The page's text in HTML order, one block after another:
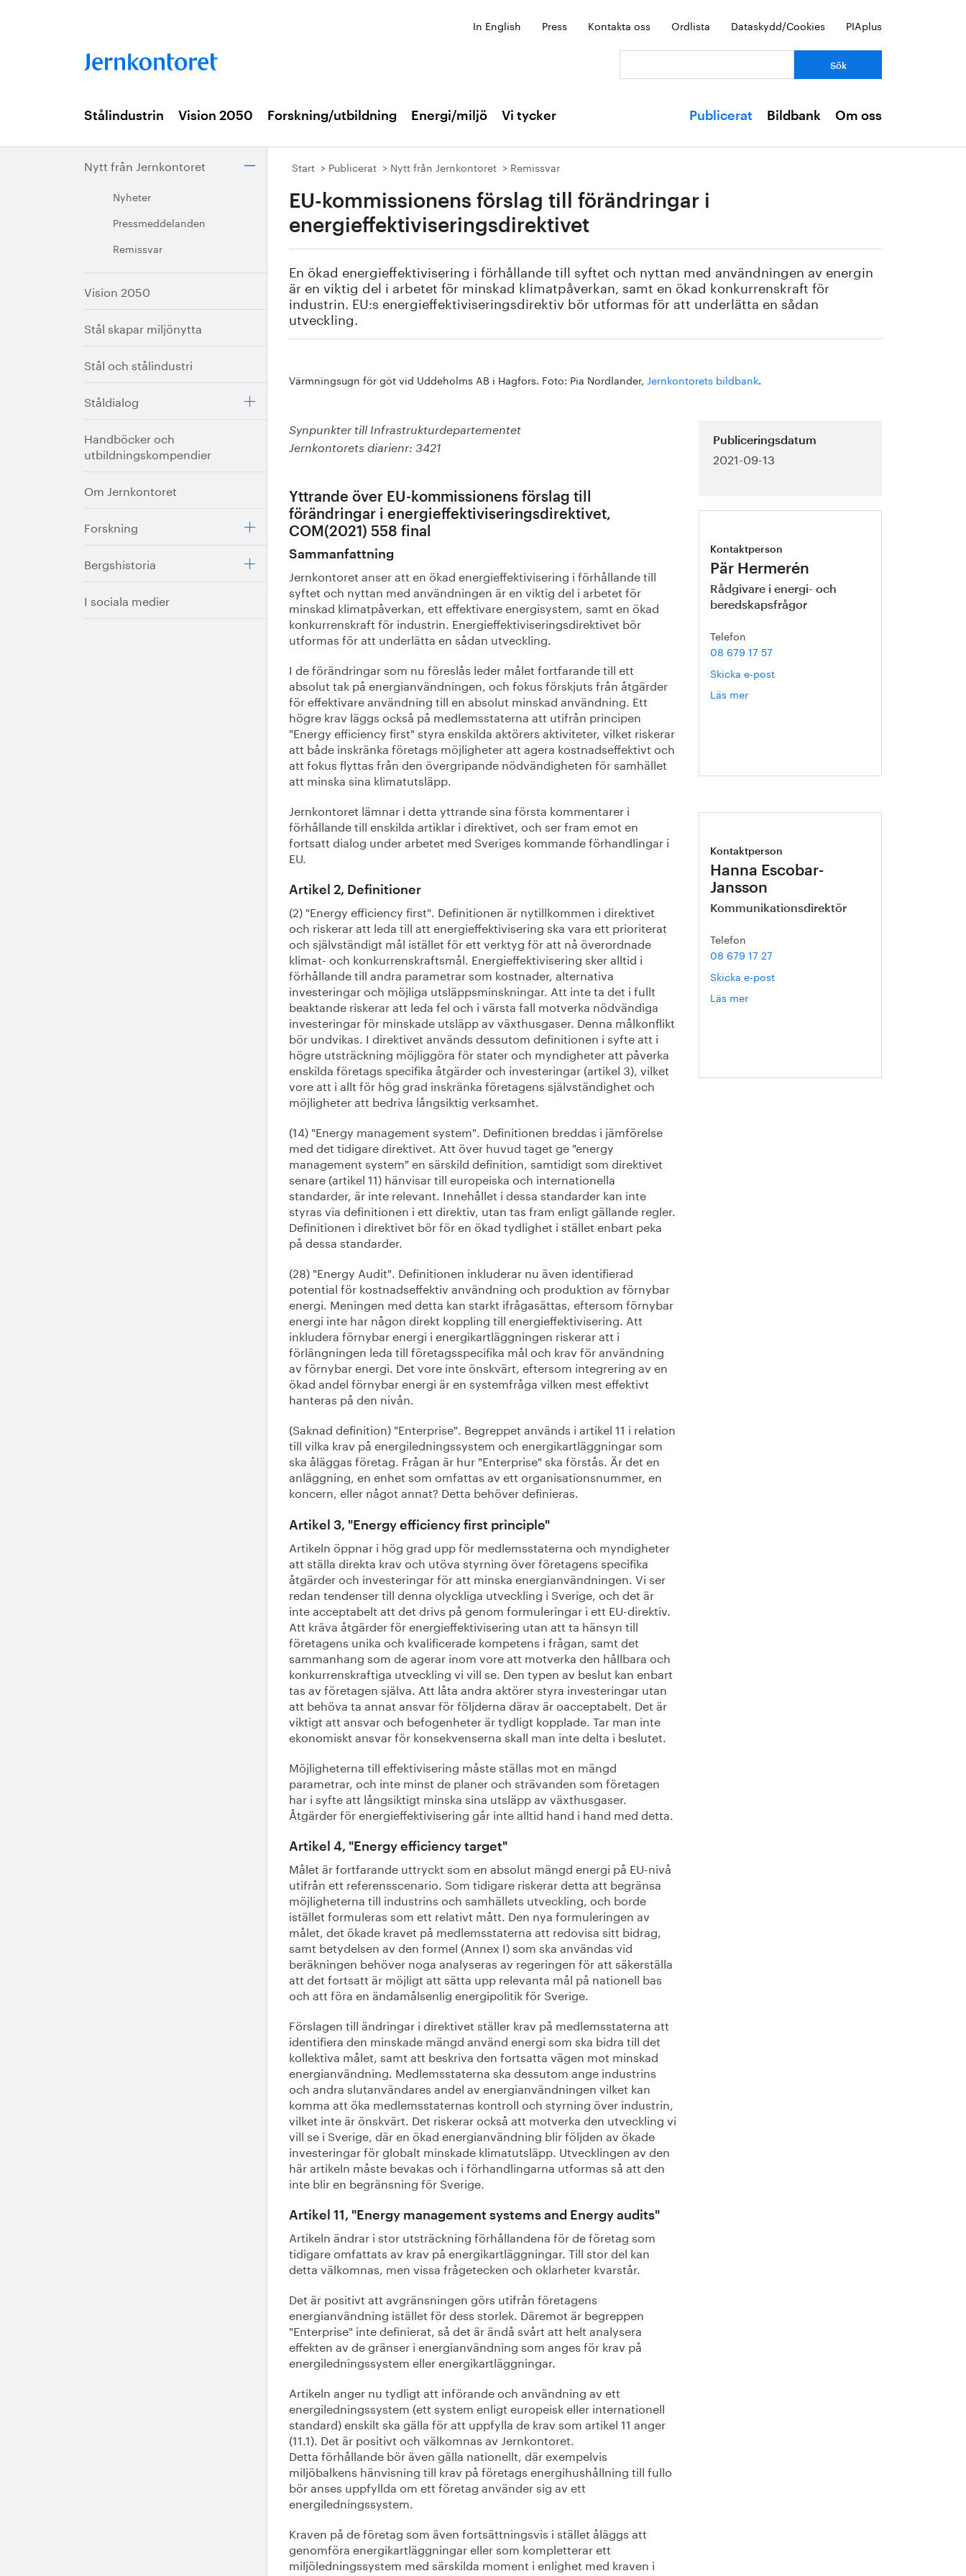
In English Press Kontakta oss Ordlista Dataskydd/Cookies PIAplus
Stålindustrin Vision 2050 Forskning/utbildning Energi/miljö Vi tycker Publicerat Bildbank Om oss
Nytt från Jernkontoret
Nyheter
Pressmeddelanden
Remissvar
Vision 2050
Stål skapar miljönytta
Stål och stålindustri
Ståldialog
Handböcker och
utbildningskompendier
Om Jernkontoret
Forskning
Bergshistoria
I sociala medier
Start Publicerat Nytt från Jernkontoret Remissvar
EU-kommissionens förslag till förändringar i
energieffektiviseringsdirektivet
En ökad energieffektivisering i förhållande till syftet och nyttan med användningen av energin
är en viktig del i arbetet för minskad klimatpåverkan, samt en ökad konkurrenskraft för
industrin. EU:s energieffektiviseringsdirektiv bör utformas för att underlätta en sådan
utveckling.
Värmningsugn för göt vid Uddeholms AB i Hagfors. Foto: Pia Nordlander, Jernkontorets bildbank.
Synpunkter till Infrastrukturdepartementet
Jernkontorets diarienr: 3421
Yttrande över EU-kommissionens förslag till
förändringar i energieffektiviseringsdirektivet,
COM(2021) 558 final
Sammanfattning
Jernkontoret anser att en ökad energieffektivisering i förhållande till
syftet och nyttan med användningen är en viktig del i arbetet för
minskad klimatpåverkan, ett effektivare energisystem, samt en ökad
konkurrenskraft för industrin. Energieffektiviseringsdirektivet bör
utformas för att underlätta en sådan utveckling.
I de förändringar som nu föreslås leder målet fortfarande till ett
absolut tak på energianvändningen, och fokus förskjuts från åtgärder
för effektivare användning till en absolut minskad användning. Ett
högre krav läggs också på medlemsstaterna att utifrån principen
"Energy efficiency first" styra enskilda aktörers aktiviteter, vilket riskerar
att både inskränka företags möjligheter att agera kostnadseffektivt och
att fokus flyttas från den övergripande nödvändigheten för samhället
att minska sina klimatutsläpp.
Jernkontoret lämnar i detta yttrande sina första kommentarer i
förhållande till enskilda artiklar i direktivet, och ser fram emot en
fortsatt dialog under arbetet med Sveriges kommande förhandlingar i
EU.
Artikel 2, Definitioner
(2) "Energy efficiency first". Definitionen är nytillkommen i direktivet
och riskerar att leda till att energieffektivisering ska vara ett prioriterat
och självständigt mål istället för ett verktyg för att nå överordnade
klimat- och konkurrenskraftsmål. Energieffektivisering sker alltid i
förhållande till andra parametrar som kostnader, alternativa
investeringar och möjliga utsläppsminskningar. Att inte ta det i fullt
beaktande riskerar att leda fel och i värsta fall motverka nödvändiga
investeringar för minskade utsläpp av växthusgaser. Denna målkonflikt
bör undvikas. I direktivet används dessutom definitionen i syfte att i
högre utsträckning möjliggöra för stater och myndigheter att påverka
enskilda företags specifika åtgärder och investeringar (artikel 3), vilket
vore att i allt för hög grad inskränka företagens självständighet och
möjligheter att bedriva långsiktig verksamhet.
(14) "Energy management system". Definitionen breddas i jämförelse
med det tidigare direktivet. Att över huvud taget ge "energy
management system" en särskild definition, samtidigt som direktivet
senare (artikel 11) hänvisar till europeiska och internationella
standarder, är inte relevant. Innehållet i dessa standarder kan inte
styras via definitionen i ett direktiv, utan tas fram enligt gällande regler.
Definitionen i direktivet bör för en ökad tydlighet i stället enbart peka
på dessa standarder.
(28) "Energy Audit". Definitionen inkluderar nu även identifierad
potential för kostnadseffektiv användning och produktion av förnybar
energi. Meningen med detta kan starkt ifrågasättas, eftersom förnybar
energi inte har någon direkt koppling till energieffektivisering. Att
inkludera förnybar energi i energikartläggningen riskerar att i
förlängningen leda till företagsspecifika mål och krav för användning
av förnybar energi. Det vore inte önskvärt, eftersom integrering av en
ökad andel förnybar energi är en systemfråga vilken mest effektivt
hanteras på den nivån.
(Saknad definition) "Enterprise". Begreppet används i artikel 11 i relation
till vilka krav på energiledningssystem och energikartläggningar som
ska åläggas företag. Frågan är hur "Enterprise" ska förstås. Är det en
anläggning, en enhet som omfattas av ett organisationsnummer, en
koncern, eller något annat? Detta behöver definieras.
Artikel 3, "Energy efficiency first principle"
Artikeln öppnar i hög grad upp för medlemsstaterna och myndigheter
att ställa direkta krav och utöva styrning över företagens specifika
åtgärder och investeringar för att minska energianvändningen. Vi ser
redan tendenser till denna olyckliga utveckling i Sverige, och det är
inte acceptabelt att det drivs på genom formuleringar i ett EU-direktiv.
Att kräva åtgärder för energieffektivisering utan att ta hänsyn till
företagens unika och kvalificerade kompetens i frågan, samt det
sammanhang som de agerar inom vore att motverka den hållbara och
konkurrenskraftiga utveckling vi vill se. Den typen av beslut kan enbart
tas av företagen själva. Att låta andra aktörer styra investeringar utan
att behöva ta annat ansvar för följderna därav är oacceptabelt. Det är
viktigt att ansvar och befogenheter är tydligt kopplade. Tar man inte
ekonomiskt ansvar för konsekvenserna skall man inte delta i beslutet.
Möjligheterna till effektivisering måste ställas mot en mängd
parametrar, och inte minst de planer och strävanden som företagen
har i syfte att långsiktigt minska sina utsläpp av växthusgaser.
Åtgärder för energieffektivisering går inte alltid hand i hand med detta.
Artikel 4, "Energy efficiency target"
Målet är fortfarande uttryckt som en absolut mängd energi på EU-nivå
utifrån ett referensscenario. Som tidigare riskerar detta att begränsa
möjligheterna till industrins och samhällets utveckling, och borde
istället formuleras som ett relativt mått. Den nya formuleringen av
målet, det ökade kravet på medlemsstaterna att redovisa sitt bidrag,
samt betydelsen av den formel (Annex I) som ska användas vid
beräkningen behöver noga analyseras av regeringen för att säkerställa
att det fortsatt är möjligt att sätta upp relevanta mål på nationell bas
och att föra en ändamålsenlig energipolitik för Sverige.
Förslagen till ändringar i direktivet ställer krav på medlemsstaterna att
identifiera den minskade mängd använd energi som ska bidra till det
kollektiva målet, samt att beskriva den fortsatta vägen mot minskad
energianvändning. Medlemsstaterna ska dessutom ange industrins
och andra slutanvändares andel av energianvändningen vilket kan
komma att öka medlemsstaternas kontroll och styrning över industrin,
vilket inte är önskvärt. Det riskerar också att motverka den utveckling vi
vill se i Sverige, där en ökad energianvändning blir följden av ökade
investeringar för globalt minskade klimatutsläpp. Utvecklingen av den
här artikeln måste bevakas och i förhandlingarna utformas så att den
inte blir en begränsning för Sverige.
Artikel 11, "Energy management systems and Energy audits"
Artikeln ändrar i stor utsträckning förhållandena för de företag som
tidigare omfattats av krav på energikartläggningar. Till stor del kan
detta välkomnas, men vissa frågetecken och oklarheter kvarstår.
Det är positivt att avgränsningen görs utifrån företagens
energianvändning istället för dess storlek. Däremot är begreppen
"Enterprise" inte definierat, så det är ändå svårt att helt analysera
effekten av de gränser i energianvändning som anges för krav på
energiledningssystem eller energikartläggningar.
Artikeln anger nu tydligt att införande och användning av ett
energiledningssystem (ett system enligt europeisk eller internationell
standard) enskilt ska gälla för att uppfylla de krav som artikel 11 anger
(11.1). Det är positivt och välkomnas av Jernkontoret.
Detta förhållande bör även gälla nationellt, där exempelvis
miljöbalkens hänvisning till krav på företags energihushållning till fullo
bör anses uppfyllda om ett företag använder sig av ett
energiledningssystem.
Kraven på de företag som även fortsättningsvis i stället åläggs att
genomföra energikartläggningar eller som kompletterar ett
miljöledningssystem med särskilda moment i enlighet med kraven i
Publiceringsdatum
2021-09-13
Kontaktperson
Pär Hermerén
Rådgivare i energi- och
beredskapsfrågor
Telefon
08 679 17 57
Skicka e-post
Läs mer
Kontaktperson
Hanna Escobar-
Jansson
Kommunikationsdirektör
Telefon
08 679 17 27
Skicka e-post
Läs mer